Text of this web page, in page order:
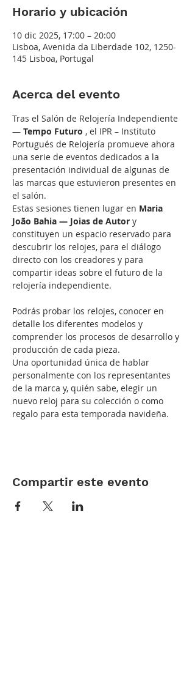
Horario y ubicación
10 dic 2025, 17:00 – 20:00
Lisboa, Avenida da Liberdade 102, 1250-
145 Lisboa, Portugal
Acerca del evento
Tras el Salón de Relojería Independiente
— Tempo Futuro , el IPR – Instituto
Portugués de Relojería promueve ahora
una serie de eventos dedicados a la
presentación individual de algunas de
las marcas que estuvieron presentes en
el salón.
Estas sesiones tienen lugar en Maria
João Bahia — Joias de Autor y
constituyen un espacio reservado para
descubrir los relojes, para el diálogo
directo con los creadores y para
compartir ideas sobre el futuro de la
relojería independiente.
Podrás probar los relojes, conocer en
detalle los diferentes modelos y
comprender los procesos de desarrollo y
producción de cada pieza.
Una oportunidad única de hablar
personalmente con los representantes
de la marca y, quién sabe, elegir un
nuevo reloj para su colección o como
regalo para esta temporada navideña.
Compartir este evento